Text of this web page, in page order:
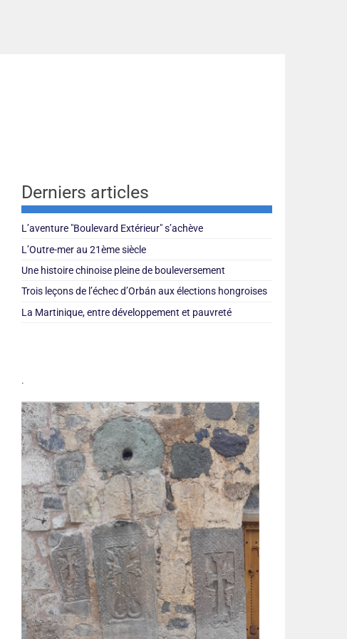
Derniers articles
L’aventure "Boulevard Extérieur" s’achève
L’Outre-mer au 21ème siècle
Une histoire chinoise pleine de bouleversement
Trois leçons de l’échec d’Orbán aux élections hongroises
La Martinique, entre développement et pauvreté
.